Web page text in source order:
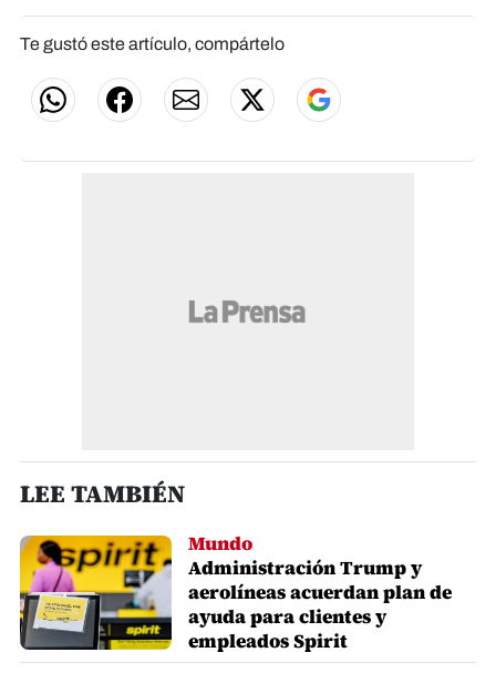
Te gustó este artículo, compártelo
LEE TAMBIÉN
Mundo
Administración Trump y
aerolíneas acuerdan plan de
ayuda para clientes y
empleados Spirit